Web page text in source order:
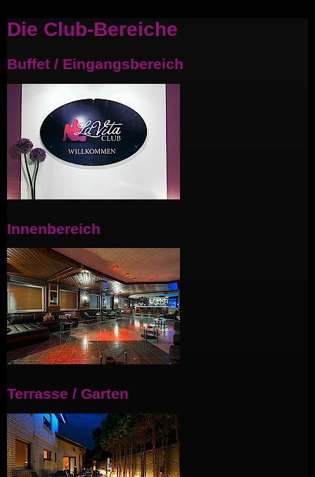
Die Club-Bereiche
Buffet / Eingangsbereich
Innenbereich
Terrasse / Garten